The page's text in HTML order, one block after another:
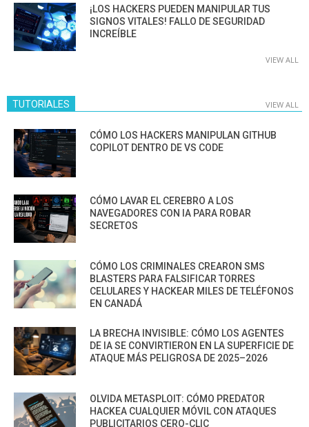
¡LOS HACKERS PUEDEN MANIPULAR TUS
SIGNOS VITALES! FALLO DE SEGURIDAD
INCREÍBLE
VIEW ALL
TUTORIALES VIEW ALL
CÓMO LOS HACKERS MANIPULAN GITHUB
COPILOT DENTRO DE VS CODE
CÓMO LAVAR EL CEREBRO A LOS
NAVEGADORES CON IA PARA ROBAR
SECRETOS
CÓMO LOS CRIMINALES CREARON SMS
BLASTERS PARA FALSIFICAR TORRES
CELULARES Y HACKEAR MILES DE TELÉFONOS
EN CANADÁ
LA BRECHA INVISIBLE: CÓMO LOS AGENTES
DE IA SE CONVIRTIERON EN LA SUPERFICIE DE
ATAQUE MÁS PELIGROSA DE 2025–2026
OLVIDA METASPLOIT: CÓMO PREDATOR
HACKEA CUALQUIER MÓVIL CON ATAQUES
PUBLICITARIOS CERO-CLIC